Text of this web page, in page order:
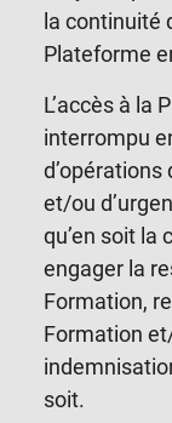
la continuité
Plateforme
L’accès à la
interrompu
et/ou
qu’en soit la
engager la
Formation,
Formation
soit.